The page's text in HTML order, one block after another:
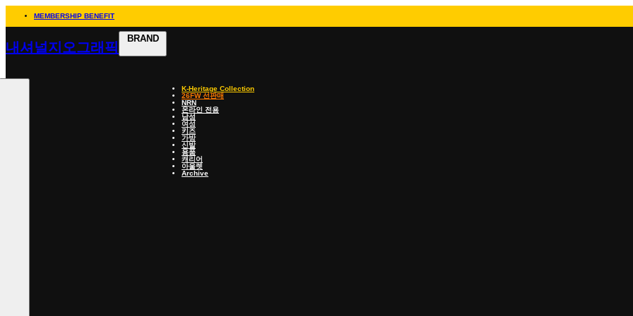
MEMBERSHIP BENEFIT
내셔널지오그래픽
BRAND
K-Heritage Collection
26FW 선판매
NRN
온라인 전용
남성
여성
키즈
가방
신발
용품
캐리어
아울렛
Archive